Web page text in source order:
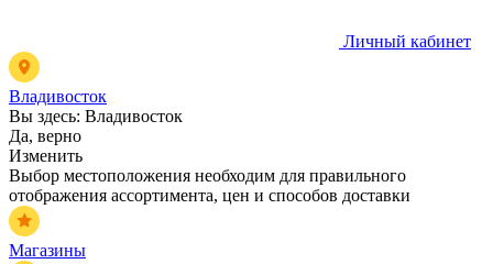
Личный кабинет
Владивосток
Вы здесь: Владивосток
Да, верно
Изменить
Выбор местоположения необходим для правильного
отображения ассортимента, цен и способов доставки
Магазины